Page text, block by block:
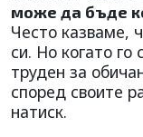
може да бъде
Често казваме,
си. Но когато
труден за
според своите
натиск.